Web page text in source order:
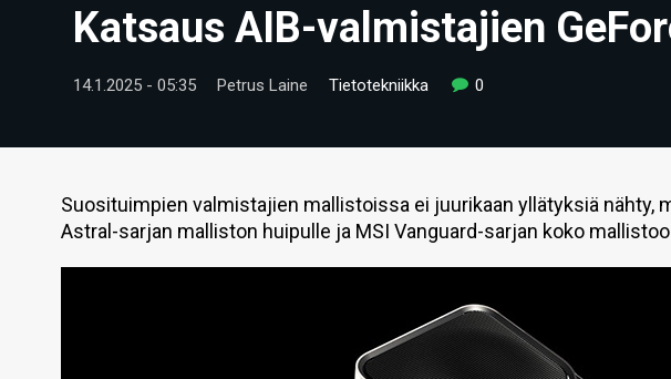
Katsaus AIB-valmistajien
14.1.2025 - 05:35 Petrus Laine Tietotekniikka 0
Suosituimpien valmistajien mallistoissa ei juurikaan yllätyksiä nähty,
Astral-sarjan malliston huipulle ja MSI Vanguard-sarjan koko